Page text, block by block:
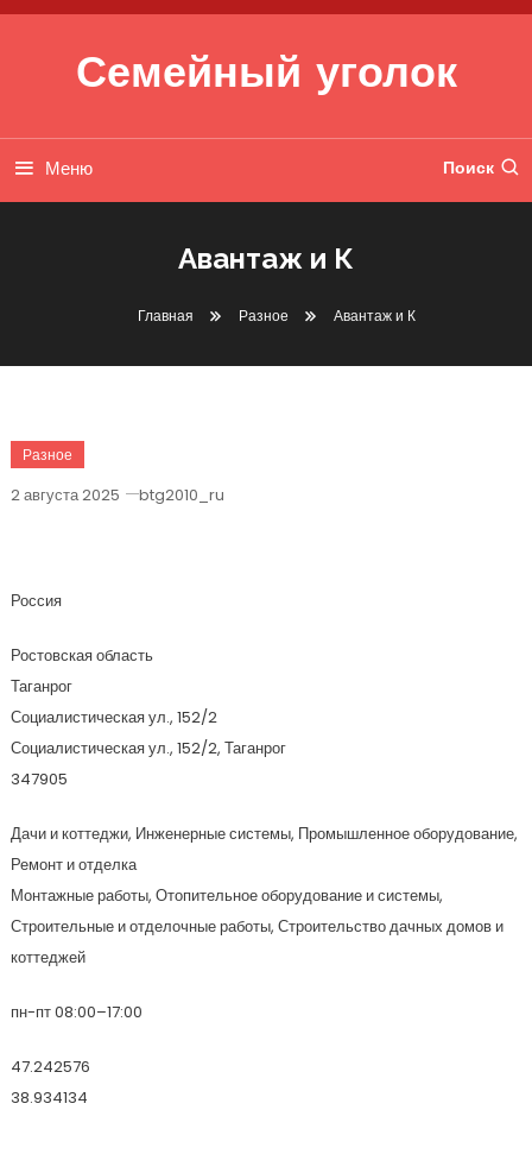
Перейти к содержимому
Семейный уголок
Меню Поиск
Авантаж и К
Главная Разное Авантаж и К
Разное
2 августа 2025 btg2010_ru
Россия
Ростовская область
Таганрог
Социалистическая ул., 152/2
Социалистическая ул., 152/2, Таганрог
347905
Дачи и коттеджи, Инженерные системы, Промышленное оборудование,
Ремонт и отделка
Монтажные работы, Отопительное оборудование и системы,
Строительные и отделочные работы, Строительство дачных домов и
коттеджей
пн-пт 08:00–17:00
47.242576
38.934134